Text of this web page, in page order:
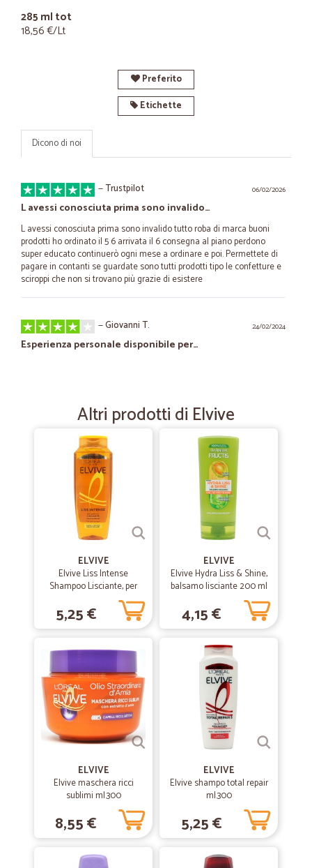
285 ml tot
18,56 €/Lt
Preferito
Etichette
Dicono di noi
06/02/2026
—Trustpilot
L avessi conosciuta prima sono invalido…
L avessi conosciuta prima sono invalido tutto roba di marca buoni
prodotti ho ordinato il 5 6 arrivata il 6 consegna al piano perdono
super educato continuerò ogni mese a ordinare e poi. Permettete di
pagare in contanti se guardate sono tutti prodotti tipo le confetture e
sciroppi che non si trovano più grazie di esistere
24/02/2024
—Giovanni T.
Esperienza personale disponibile per…
—Anna lisa C.
Servizio impeccabile
Arrivato tutto velocemente e confezionato bene
—Maria P.
Servizio impeccabile
02/02/2021
Fabrizio ferruccio C.
Veramente ottimo il servizio.Cecchetto…
—Roberto L.
Super veloci
Super veloci, precisi e puntuali.
—Giuseppe T.
Merce ordinata arrivata nei tempi…
Merce ordinata arrivata nei tempi previsti.
—Eleonora M.
Altri prodotti di Elvive
ELVIVE
Elvive Liss Intense
Shampoo Lisciante, per
Capelli Secchi,
Indisciplinati, 300 ml
5,25 €
ELVIVE
Elvive Hydra Liss & Shine,
balsamo lisciante 200 ml
4,15 €
ELVIVE
Elvive maschera ricci
sublimi ml.300
8,55 €
ELVIVE
Elvive shampo total repair
ml.300
5,25 €